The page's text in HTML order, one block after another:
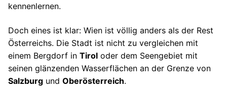
kennenlernen.
Doch eines ist klar: Wien ist völlig anders als der Rest
Österreichs. Die Stadt ist nicht zu vergleichen mit
einem Bergdorf in Tirol oder dem Seengebiet mit
seinen glänzenden Wasserflächen an der Grenze von
Salzburg und Oberösterreich.